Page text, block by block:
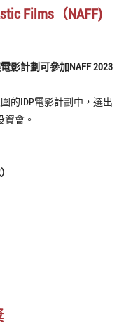
Films（NAFF)
影計劃可參加NAFF 2023
的IDP電影計劃中，選出
資會。